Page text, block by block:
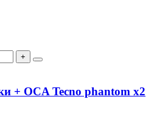
+
+ OCA Tecno phantom x2